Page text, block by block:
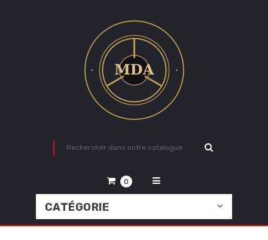
0
CATÉGORIE